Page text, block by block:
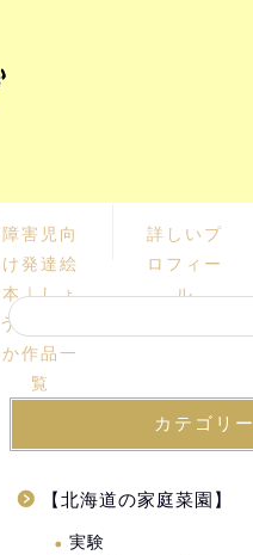
障害児向
け発達絵
本｜しょ
うじ あい
か作品一
覧
詳しいプ
ロフィー
ル
カテゴリー
【北海道の家庭菜園】
実験